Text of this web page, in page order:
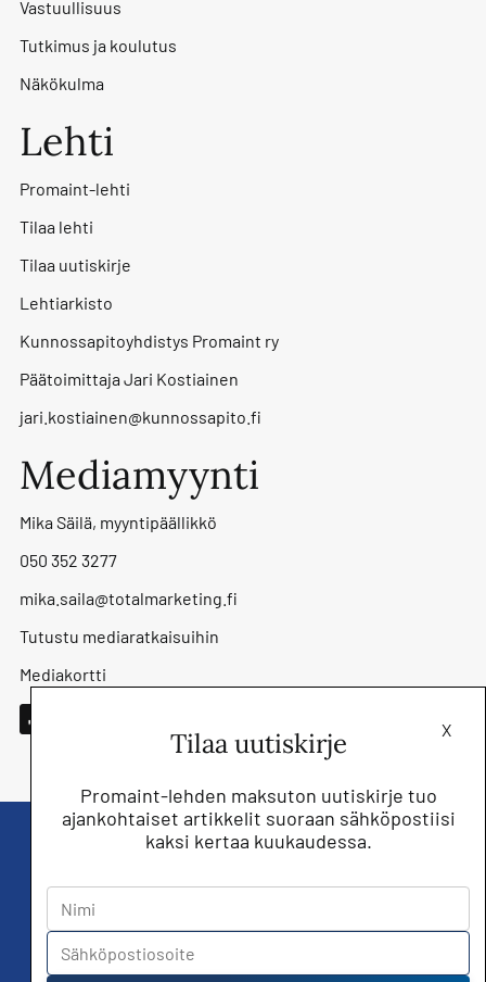
Vastuullisuus
Tutkimus ja koulutus
Näkökulma
Lehti
Promaint-lehti
Tilaa lehti
Tilaa uutiskirje
Lehtiarkisto
Kunnossapitoyhdistys Promaint ry
Päätoimittaja Jari Kostiainen
jari.kostiainen@kunnossapito.fi
Mediamyynti
Mika Säilä, myyntipäällikkö
050 352 3277
mika.saila@totalmarketing.fi
Tutustu mediaratkaisuihin
Mediakortti
jäsenetujen lisäksi!
X
Tilaa uutiskirje
Promaint-lehden maksuton uutiskirje tuo
ajankohtaiset artikkelit suoraan sähköpostiisi
kaksi kertaa kuukaudessa.